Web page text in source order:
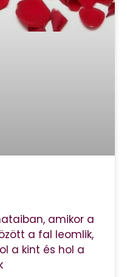
amikor a
a fal leomlik,
a kint és hol a